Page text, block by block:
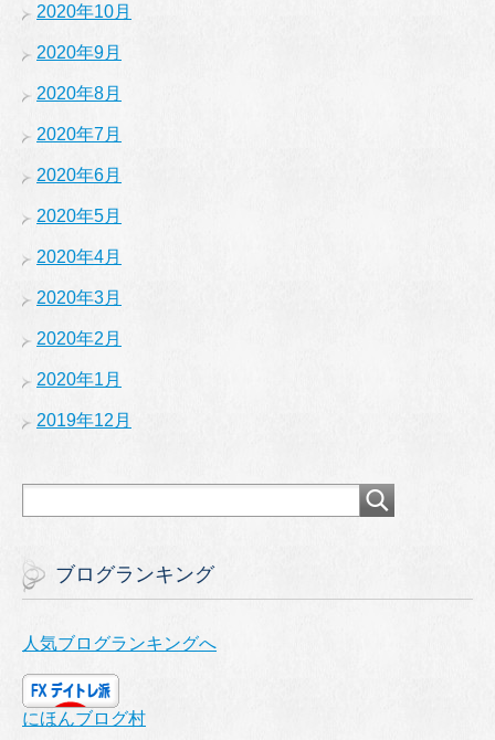
2020年10月
2020年9月
2020年8月
2020年7月
2020年6月
2020年5月
2020年4月
2020年3月
2020年2月
2020年1月
2019年12月
ブログランキング
人気ブログランキングへ
にほんブログ村